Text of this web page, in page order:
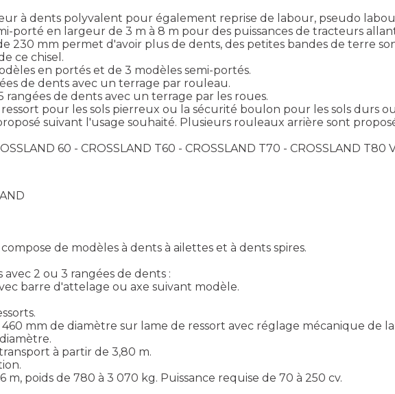
à dents polyvalent pour également reprise de labour, pseudo
porté en largeur de 3 m à 8 m pour des puissances de tracteurs
230 mm permet d'avoir plus de dents, des petites bandes de terre
ce chisel.
en portés et de 3 modèles semi-portés.
de dents avec un terrage par rouleau.
rangées de dents avec un terrage par les roues.
pour les sols pierreux ou la sécurité boulon pour les sols durs
suivant l'usage souhaité. Plusieurs rouleaux arrière sont
60 - CROSSLAND T60 - CROSSLAND T70 - CROSSLAND T80
de modèles à dents à ailettes et à dents spires.
2 ou 3 rangées de dents :
barre d'attelage ou axe suivant modèle.
mm de diamètre sur lame de ressort avec réglage mécanique de
à partir de 3,80 m.
m, poids de 780 à 3 070 kg. Puissance requise de 70 à 250 cv.